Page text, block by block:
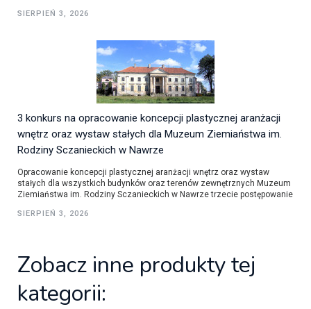
SIERPIEŃ 3, 2026
3 konkurs na opracowanie koncepcji plastycznej aranżacji
wnętrz oraz wystaw stałych dla Muzeum Ziemiaństwa im.
Rodziny Sczanieckich w Nawrze
Opracowanie koncepcji plastycznej aranżacji wnętrz oraz wystaw
stałych dla wszystkich budynków oraz terenów zewnętrznych Muzeum
Ziemiaństwa im. Rodziny Sczanieckich w Nawrze trzecie postępowanie
SIERPIEŃ 3, 2026
Zobacz inne produkty tej
kategorii: